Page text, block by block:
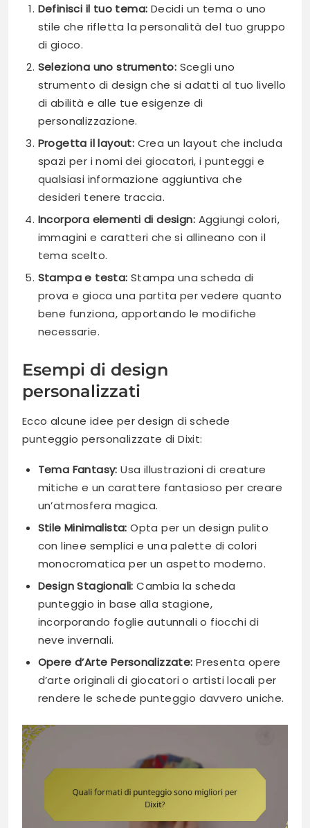
Definisci il tuo tema: Decidi un tema o uno
stile che rifletta la personalità del tuo gruppo
di gioco.
Seleziona uno strumento: Scegli uno
strumento di design che si adatti al tuo livello
di abilità e alle tue esigenze di
personalizzazione.
Progetta il layout: Crea un layout che includa
spazi per i nomi dei giocatori, i punteggi e
qualsiasi informazione aggiuntiva che
desideri tenere traccia.
Incorpora elementi di design: Aggiungi colori,
immagini e caratteri che si allineano con il
tema scelto.
Stampa e testa: Stampa una scheda di
prova e gioca una partita per vedere quanto
bene funziona, apportando le modifiche
necessarie.
Esempi di design
personalizzati
Ecco alcune idee per design di schede
punteggio personalizzate di Dixit:
Tema Fantasy: Usa illustrazioni di creature
mitiche e un carattere fantasioso per creare
un’atmosfera magica.
Stile Minimalista: Opta per un design pulito
con linee semplici e una palette di colori
monocromatica per un aspetto moderno.
Design Stagionali: Cambia la scheda
punteggio in base alla stagione,
incorporando foglie autunnali o fiocchi di
neve invernali.
Opere d’Arte Personalizzate: Presenta opere
d’arte originali di giocatori o artisti locali per
rendere le schede punteggio davvero uniche.